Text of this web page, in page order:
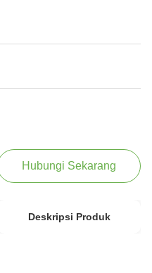
Hubungi Sekarang
Deskripsi Produk